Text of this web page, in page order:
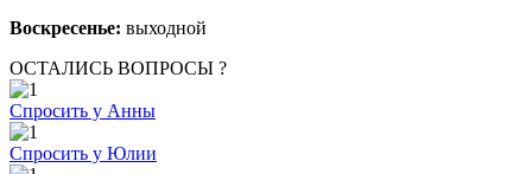
Воскресенье: выходной
ОСТАЛИСЬ ВОПРОСЫ ?
Спросить у Анны
Спросить у Юлии